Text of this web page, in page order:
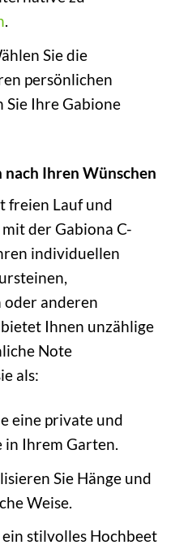
.
Sie die
persönlichen
Ihre Gabione
Ihren Wünschen
freien Lauf und
der Gabiona C-
individuellen
oder anderen
Ihnen unzählige
Note
als:
eine private und
in Ihrem Garten.
Sie Hänge und
Weise.
stilvolles Hochbeet